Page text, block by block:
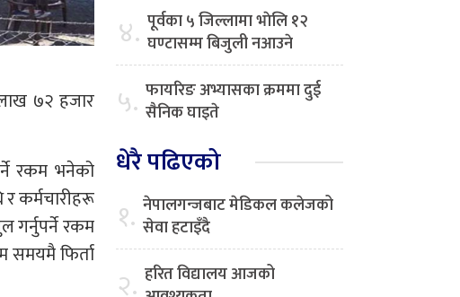
७२ हजार
रकम भनेको
र कर्मचारीहरू
गर्नुपर्ने रकम
समयमै फिर्ता
४. पूर्वका ५ जिल्लामा भाेलि १२
घण्टासम्म बिजुली नआउने
५. फायरिङ अभ्यासका क्रममा दुई
सैनिक घाइते
धेरै पढिएको
१. नेपालगन्जबाट मेडिकल कलेजको
सेवा हटाइँदै
२. हरित विद्यालय आजको